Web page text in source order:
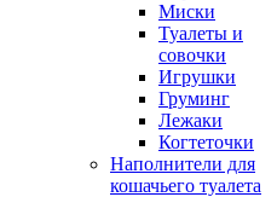
Миски
Туалеты и
совочки
Игрушки
Груминг
Лежаки
Когтеточки
Наполнители для
кошачьего туалета